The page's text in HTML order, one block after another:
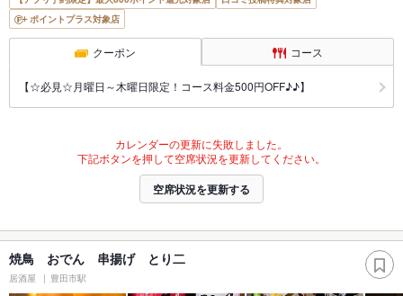
ポイントプラス対象店
クーポン コース
【☆必見☆月曜日～木曜日限定！コース料金500円OFF♪♪】
カレンダーの更新に失敗しました。
下記ボタンを押して空席状況を更新してください。
空席状況を更新する
焼鳥 おでん 串揚げ とり二
居酒屋 豊田市駅